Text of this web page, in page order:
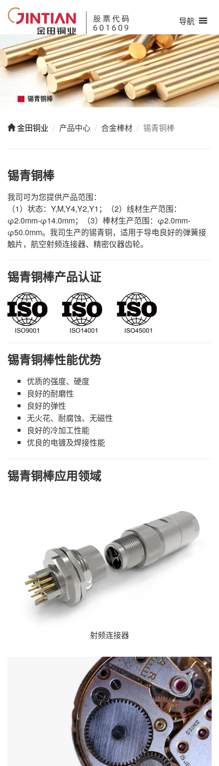
导航
锡青铜棒
HHHHH
金田铜业 产品中心 合金棒材 锡青铜棒
锡青铜棒
我司可为您提供产品范围：
（1）状态：Y,M,Y4,Y2,Y1；（2）线材生产范围：
φ2.0mm-φ14.0mm；（3）棒材生产范围：φ2.0mm-
φ50.0mm。我司生产的锡青铜，适用于导电良好的弹簧接
触片，航空射频连接器、精密仪器齿轮。
锡青铜棒产品认证
锡青铜棒性能优势
优质的强度、硬度
良好的耐磨性
良好的弹性
无火花、耐腐蚀、无磁性
良好的冷加工性能
优良的电镀及焊接性能
锡青铜棒应用领域
射频连接器